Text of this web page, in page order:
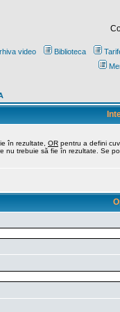
video Biblioteca
în rezultate, OR pentru a defini
nu trebuie să fie în rezultate. Se